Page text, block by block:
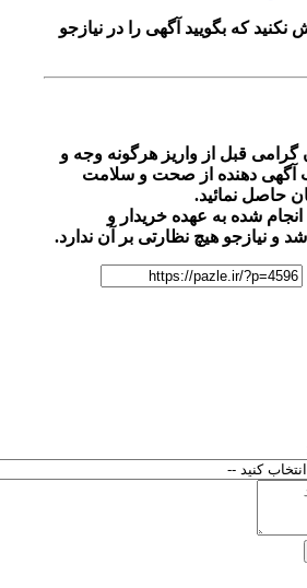
که بگویید آگهی را در نیازجو
قبل از واریز هرگونه وجه و
دهنده از صحت و سلامت
نمائید.
شده به عهده خریدار و
هیچ نظارتی بر آن ندارد.